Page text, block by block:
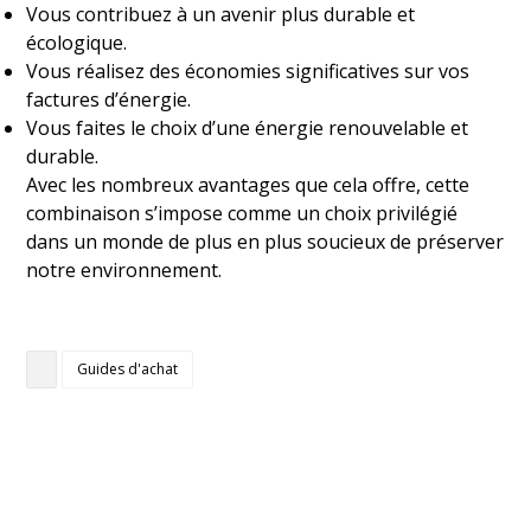
Vous contribuez à un avenir plus durable et
écologique.
Vous réalisez des économies significatives sur vos
factures d’énergie.
Vous faites le choix d’une énergie renouvelable et
durable.
Avec les nombreux avantages que cela offre, cette
combinaison s’impose comme un choix privilégié
dans un monde de plus en plus soucieux de préserver
notre environnement.
Guides d'achat